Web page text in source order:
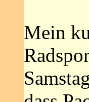
Mein